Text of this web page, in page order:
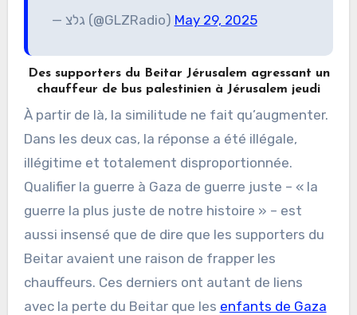
— גלצ (@GLZRadio) May 29, 2025
Des supporters du Beitar Jérusalem agressant un
chauffeur de bus palestinien à Jérusalem jeudi
À partir de là, la similitude ne fait qu’augmenter.
Dans les deux cas, la réponse a été illégale,
illégitime et totalement disproportionnée.
Qualifier la guerre à Gaza de guerre juste – « la
guerre la plus juste de notre histoire » – est
aussi insensé que de dire que les supporters du
Beitar avaient une raison de frapper les
chauffeurs. Ces derniers ont autant de liens
avec la perte du Beitar que les enfants de Gaza